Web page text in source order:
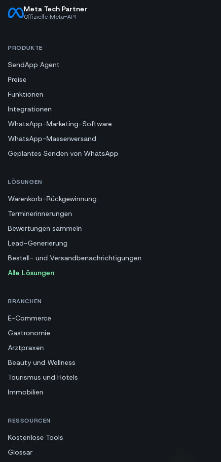
Meta Tech Partner
Offizielle Meta-API
PRODUKTE
SendApp Agent
Preise
Funktionen
Integrationen
WhatsApp-Marketing-Software
WhatsApp-Massenversand
Geplantes Senden von WhatsApp
LÖSUNGEN
Warenkorb-Rückgewinnung
Terminerinnerungen
Bewertungen sammeln
Lead-Generierung
Bestell- und Versandbenachrichtigungen
Alle Lösungen
BRANCHEN
E-Commerce
Gastronomie
Arztpraxen
Beauty und Wellness
Tourismus und Hotels
Immobilien
RESSOURCEN
Kostenlose Tools
Glossar